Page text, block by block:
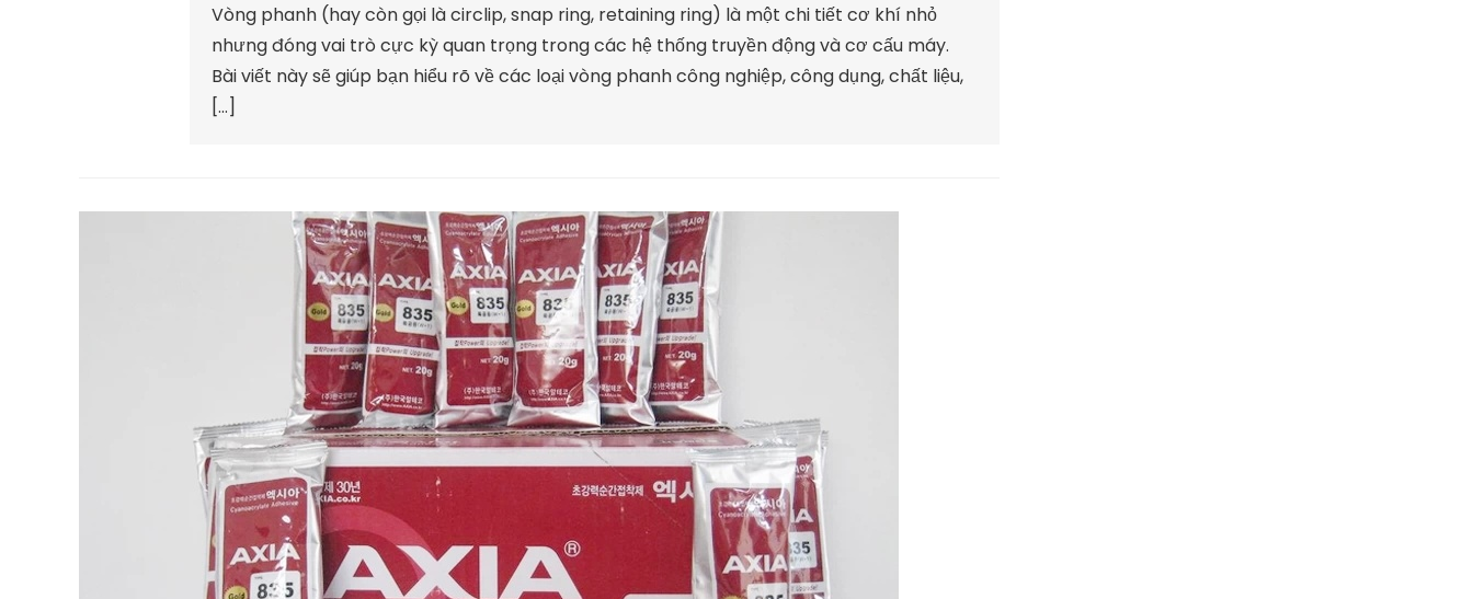
Quan
Chi
Tiết
Circlip
Trong
Công
Nghiệp
Vòng phanh (hay còn gọi là circlip, snap ring, retaining ring) là một chi tiết cơ khí nhỏ
nhưng đóng vai trò cực kỳ quan trọng trong các hệ thống truyền động và cơ cấu máy.
Bài viết này sẽ giúp bạn hiểu rõ về các loại vòng phanh công nghiệp, công dụng, chất liệu,
[…]